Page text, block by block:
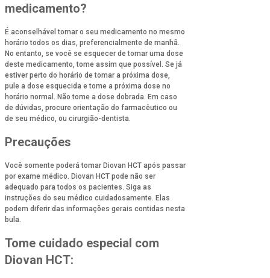
medicamento?
É aconselhável tomar o seu medicamento no mesmo
horário todos os dias, preferencialmente de manhã.
No entanto, se você se esquecer de tomar uma dose
deste medicamento, tome assim que possível. Se já
estiver perto do horário de tomar a próxima dose,
pule a dose esquecida e tome a próxima dose no
horário normal. Não tome a dose dobrada. Em caso
de dúvidas, procure orientação do farmacêutico ou
de seu médico, ou cirurgião-dentista.
Precauções
Você somente poderá tomar Diovan HCT após passar
por exame médico. Diovan HCT pode não ser
adequado para todos os pacientes. Siga as
instruções do seu médico cuidadosamente. Elas
podem diferir das informações gerais contidas nesta
bula.
Tome cuidado especial com
Diovan HCT: